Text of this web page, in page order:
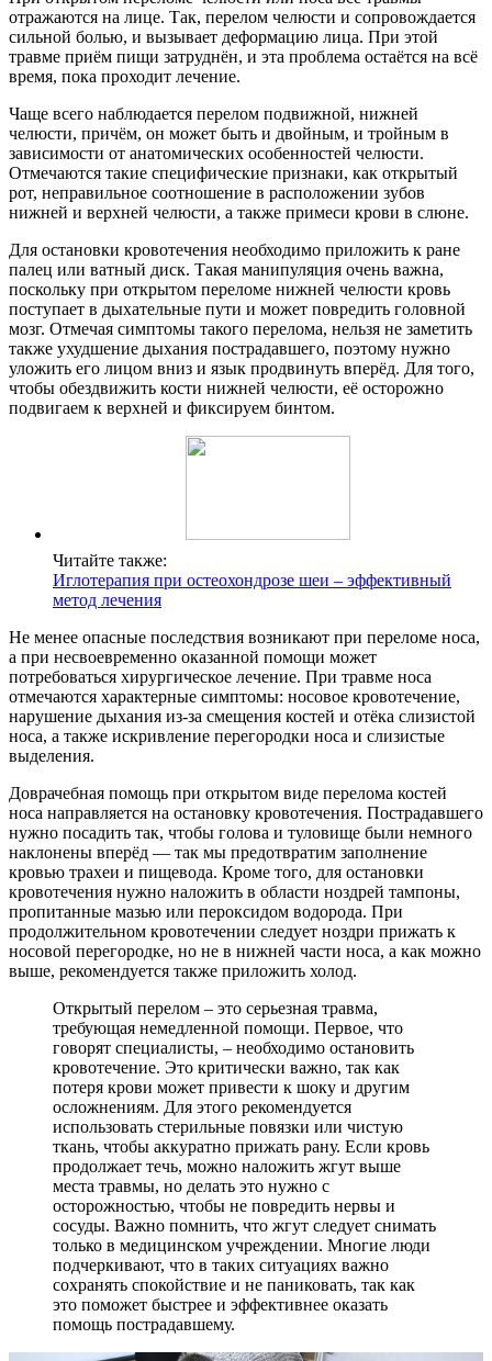
отражаются на лице. Так, перелом челюсти и сопровождается
сильной болью, и вызывает деформацию лица. При этой
травме приём пищи затруднён, и эта проблема остаётся на всё
время, пока проходит лечение.
Чаще всего наблюдается перелом подвижной, нижней
челюсти, причём, он может быть и двойным, и тройным в
зависимости от анатомических особенностей челюсти.
Отмечаются такие специфические признаки, как открытый
рот, неправильное соотношение в расположении зубов
нижней и верхней челюсти, а также примеси крови в слюне.
Для остановки кровотечения необходимо приложить к ране
палец или ватный диск. Такая манипуляция очень важна,
поскольку при открытом переломе нижней челюсти кровь
поступает в дыхательные пути и может повредить головной
мозг. Отмечая симптомы такого перелома, нельзя не заметить
также ухудшение дыхания пострадавшего, поэтому нужно
уложить его лицом вниз и язык продвинуть вперёд. Для того,
чтобы обездвижить кости нижней челюсти, её осторожно
подвигаем к верхней и фиксируем бинтом.
Читайте также:
Иглотерапия при остеохондрозе шеи – эффективный
метод лечения
Не менее опасные последствия возникают при переломе носа,
а при несвоевременно оказанной помощи может
потребоваться хирургическое лечение. При травме носа
отмечаются характерные симптомы: носовое кровотечение,
нарушение дыхания из-за смещения костей и отёка слизистой
носа, а также искривление перегородки носа и слизистые
выделения.
Доврачебная помощь при открытом виде перелома костей
носа направляется на остановку кровотечения. Пострадавшего
нужно посадить так, чтобы голова и туловище были немного
наклонены вперёд — так мы предотвратим заполнение
кровью трахеи и пищевода. Кроме того, для остановки
кровотечения нужно наложить в области ноздрей тампоны,
пропитанные мазью или пероксидом водорода. При
продолжительном кровотечении следует ноздри прижать к
носовой перегородке, но не в нижней части носа, а как можно
выше, рекомендуется также приложить холод.
Открытый перелом – это серьезная травма,
требующая немедленной помощи. Первое, что
говорят специалисты, – необходимо остановить
кровотечение. Это критически важно, так как
потеря крови может привести к шоку и другим
осложнениям. Для этого рекомендуется
использовать стерильные повязки или чистую
ткань, чтобы аккуратно прижать рану. Если кровь
продолжает течь, можно наложить жгут выше
места травмы, но делать это нужно с
осторожностью, чтобы не повредить нервы и
сосуды. Важно помнить, что жгут следует снимать
только в медицинском учреждении. Многие люди
подчеркивают, что в таких ситуациях важно
сохранять спокойствие и не паниковать, так как
это поможет быстрее и эффективнее оказать
помощь пострадавшему.